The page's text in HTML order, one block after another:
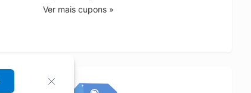
Ver mais cupons »